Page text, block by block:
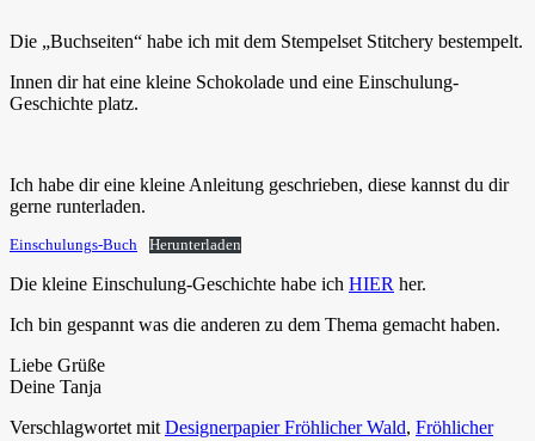
Die „Buchseiten“ habe ich mit dem Stempelset Stitchery bestempelt.
Innen dir hat eine kleine Schokolade und eine Einschulung-
Geschichte platz.
Ich habe dir eine kleine Anleitung geschrieben, diese kannst du dir
gerne runterladen.
Einschulungs-Buch Herunterladen
Die kleine Einschulung-Geschichte habe ich HIER her.
Ich bin gespannt was die anderen zu dem Thema gemacht haben.
Liebe Grüße
Deine Tanja
Verschlagwortet mit Designerpapier Fröhlicher Wald, Fröhlicher